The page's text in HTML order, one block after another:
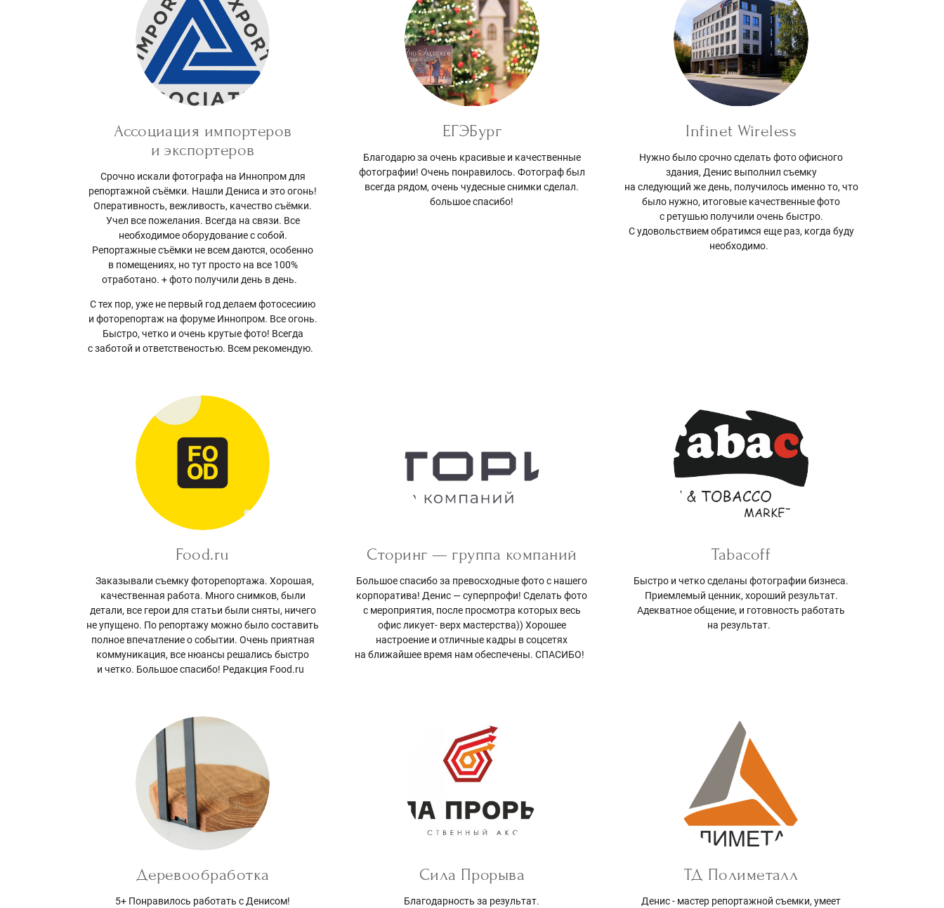
Ассоциация импортеров
и экспортеров
Срочно искали фотографа на Иннопром для
репортажной съёмки. Нашли Дениса и это огонь!
Оперативность, вежливость, качество съёмки.
Учел все пожелания. Всегда на связи. Все
необходимое оборудование с собой.
Репортажные съёмки не всем даются, особенно
в помещениях, но тут просто на все 100%
отработано. + фото получили день в день.
С тех пор, уже не первый год делаем фотосесиию
и фоторепортаж на форуме Иннопром. Все огонь.
Быстро, четко и очень крутые фото! Всегда
с заботой и ответственостью. Всем рекомендую.
ЕГЭБург
Благодарю за очень красивые и качественные
фотографии! Очень понравилось. Фотограф был
всегда рядом, очень чудесные снимки сделал.
большое спасибо!
Infinet Wireless
Нужно было срочно сделать фото офисного
здания, Денис выполнил съемку
на следующий же день, получилось именно то, что
было нужно, итоговые качественные фото
с ретушью получили очень быстро.
С удовольствием обратимся еще раз, когда буду
необходимо.
Food.ru
Заказывали съемку фоторепортажа. Хорошая,
качественная работа. Много снимков, были
детали, все герои для статьи были сняты, ничего
не упущено. По репортажу можно было составить
полное впечатление о событии. Очень приятная
коммуникация, все нюансы решались быстро
и четко. Большое спасибо! Редакция Food.ru
Сторинг — группа компаний
Большое спасибо за превосходные фото с нашего
корпоратива! Денис — суперпрофи! Сделать фото
с мероприятия, после просмотра которых весь
офис ликует- верх мастерства)) Хорошее
настроение и отличные кадры в соцсетях
на ближайшее время нам обеспечены. СПАСИБО!
Tabacoff
Быстро и четко сделаны фотографии бизнеса.
Приемлемый ценник, хороший результат.
Адекватное общение, и готовность работать
на результат.
Деревообработка
5+ Понравилось работать с Денисом!
Сила Прорыва
Благодарность за результат.
ТД Полиметалл
Денис - мастер репортажной съемки, умеет